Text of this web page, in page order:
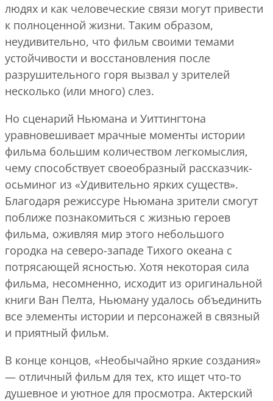
людях и как человеческие связи могут привести
к полноценной жизни. Таким образом,
неудивительно, что фильм своими темами
устойчивости и восстановления после
разрушительного горя вызвал у зрителей
несколько (или много) слез.
Но сценарий Ньюмана и Уиттингтона
уравновешивает мрачные моменты истории
фильма большим количеством легкомыслия,
чему способствует своеобразный рассказчик-
осьминог из «Удивительно ярких существ».
Благодаря режиссуре Ньюмана зрители смогут
поближе познакомиться с жизнью героев
фильма, оживляя мир этого небольшого
городка на северо-западе Тихого океана с
потрясающей ясностью. Хотя некоторая сила
фильма, несомненно, исходит из оригинальной
книги Ван Пелта, Ньюману удалось объединить
все элементы истории и персонажей в связный
и приятный фильм.
В конце концов, «Необычайно яркие создания»
— отличный фильм для тех, кто ищет что-то
душевное и уютное для просмотра. Актерский